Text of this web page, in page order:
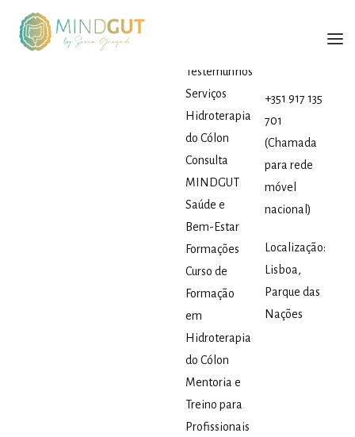
Testemunhos
Serviços
Hidroterapia
do Cólon​
Consulta
MINDGUT
Saúde e
Bem-Estar
Formações
Curso de
Formação
em
Hidroterapia
do Cólon
Mentoria e
Treino para
Profissionais
+351 917 135
701
(Chamada
para rede
móvel
nacional)
Localização:
Lisboa,
Parque das
Nações